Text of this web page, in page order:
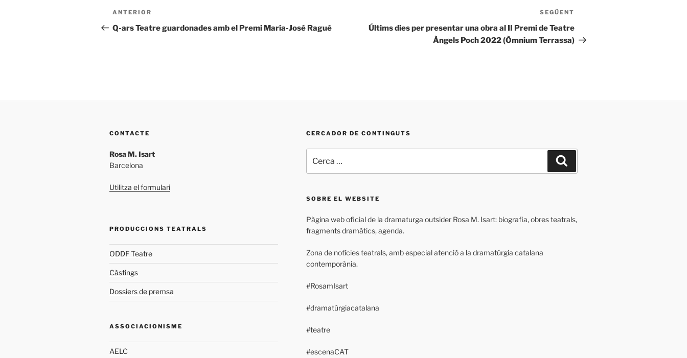
Navegació
d'entrades
Entrada
anterior
ANTERIOR
Q-ars Teatre guardonades amb el Premi María-José Ragué
següent
SEGÜENT
Últims dies per presentar una obra al II Premi de Teatre
Àngels Poch 2022 (Òmnium Terrassa)
CONTACTE
Rosa M. Isart
Barcelona
Utilitza el formulari
PRODUCCIONS TEATRALS
ODDF Teatre
Càstings
Dossiers de premsa
ASSOCIACIONISME
AELC
CERCADOR DE CONTINGUTS
SOBRE EL WEBSITE
Pàgina web oficial de la dramaturga outsider Rosa M. Isart: biografia, obres teatrals,
fragments dramàtics, agenda.
Zona de notícies teatrals, amb especial atenció a la dramatúrgia catalana
contemporània.
#RosamIsart
#dramatúrgiacatalana
#teatre
#escenaCAT